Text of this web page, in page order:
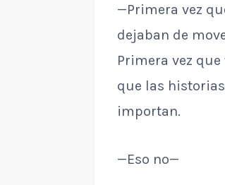
—Primera vez
dejaban de
Primera vez
que las
importan.
—Eso no—